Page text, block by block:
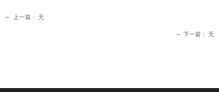
ꂃ 上一篇： 无
ꁹ 下一篇： 无